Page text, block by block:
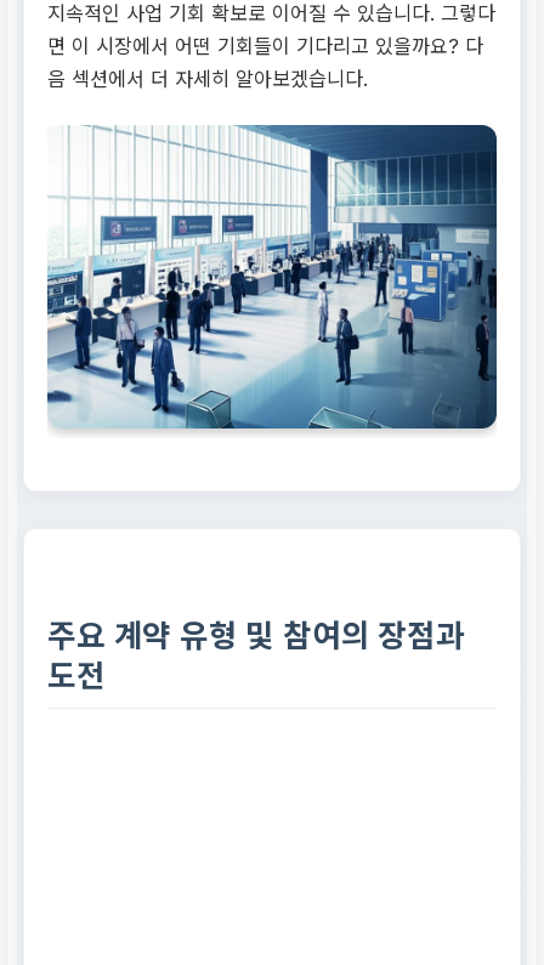
지속적인 사업 기회 확보로 이어질 수 있습니다. 그렇다
면 이 시장에서 어떤 기회들이 기다리고 있을까요? 다
음 섹션에서 더 자세히 알아보겠습니다.
주요 계약 유형 및 참여의 장점과
도전